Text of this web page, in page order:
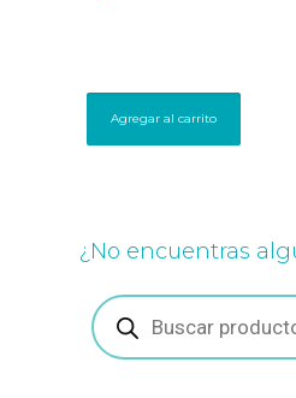
Agregar al carrito
¿No encuentras
Búsqueda
de
productos